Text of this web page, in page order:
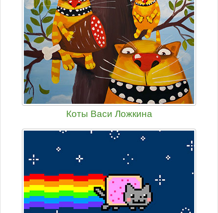
Коты Васи Ложкина